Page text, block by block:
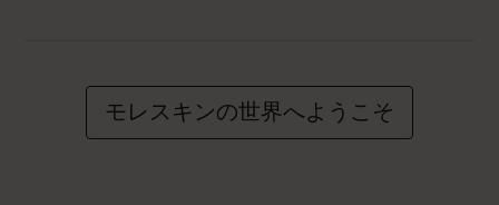
モレスキンの世界へようこそ